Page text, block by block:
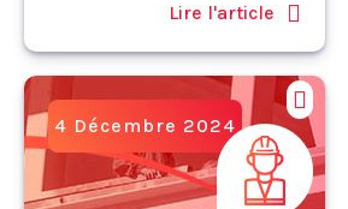
Lire l'article
4 Décembre 2024